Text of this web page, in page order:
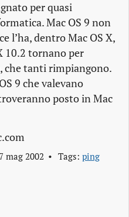
per quasi
Mac OS 9 non
l’ha, dentro Mac OS X,
10.2 tornano per
che tanti rimpiangono.
9 che valevano
posto in Mac
7 mag 2002 Tags: ping